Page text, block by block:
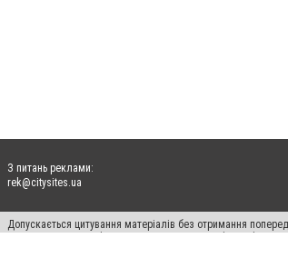
З питань реклами:
rek@citysites.ua
Допускається цитування матеріалів без отримання
пошукових систем гіперпосилання на цитовані статті не